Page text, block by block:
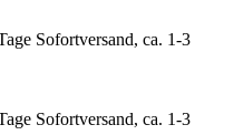
Sofortversand, ca. 1-3
Sofortversand, ca. 1-3